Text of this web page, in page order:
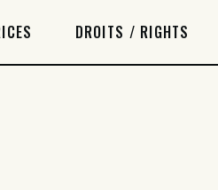
DROITS / RIGHTS